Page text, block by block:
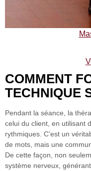
COMMENT
TECHNIQUE
Pendant la séance, la
celui du client, en utilisant
rythmiques. C’est un
de mots, mais une
De cette façon, non
système nerveux,